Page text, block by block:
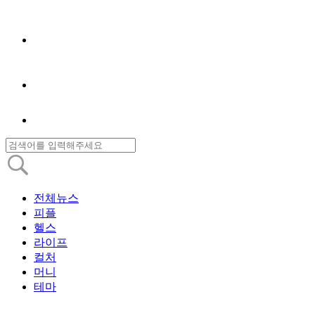
전체뉴스
피플
헬스
라이프
컬처
머니
테마